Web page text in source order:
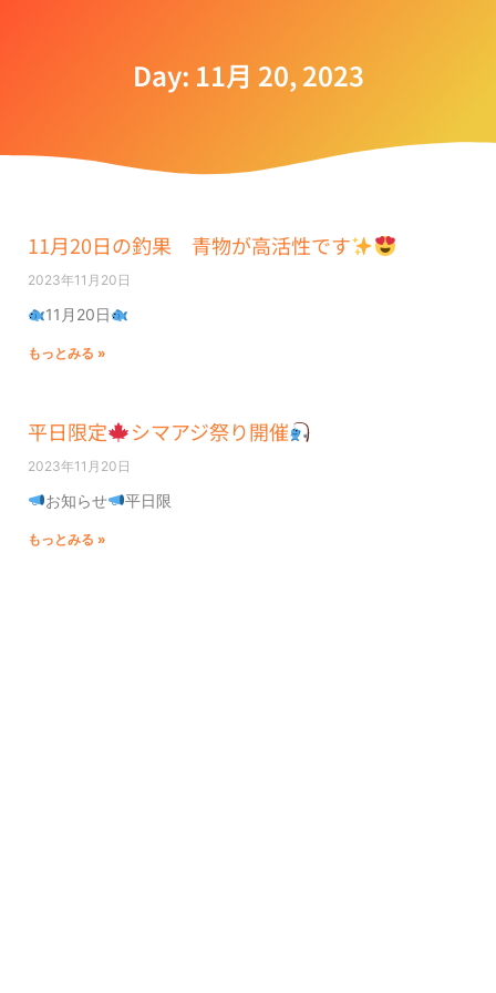
Day: 11月 20, 2023
11月20日の釣果 青物が高活性です
2023年11月20日
11月20日
もっとみる »
平日限定 シマアジ祭り開催
2023年11月20日
お知らせ 平日限
もっとみる »